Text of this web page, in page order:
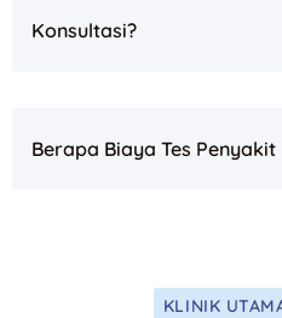
Konsultasi?
Berapa Biaya Tes Penyakit
KLINIK